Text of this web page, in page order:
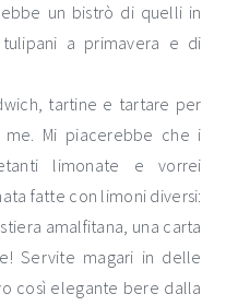
un bistrò di quelli in
a primavera e di
tartine e tartare per
Mi piacerebbe che i
limonate e vorrei
fatte con limoni diversi:
amalfitana, una carta
Servite magari in delle
così elegante bere dalla